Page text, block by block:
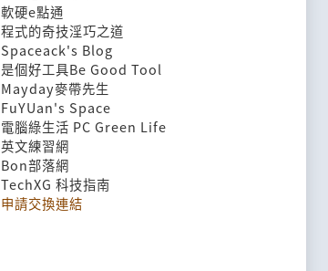
軟硬e點通
程式的奇技淫巧之道
Spaceack's Blog
是個好工具Be Good Tool
Mayday麥帶先生
FuYUan's Space
電腦綠生活 PC Green Life
英文練習網
Bon部落網
TechXG 科技指南
申請交換連結